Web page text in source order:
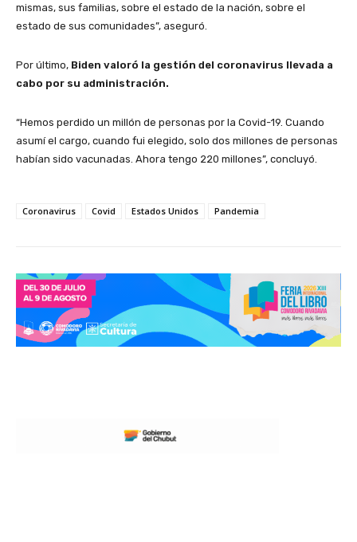
mismas, sus familias, sobre el estado de la nación, sobre el
estado de sus comunidades”, aseguró.
Por último, Biden valoró la gestión del coronavirus llevada a
cabo por su administración.
“Hemos perdido un millón de personas por la Covid-19. Cuando
asumí el cargo, cuando fui elegido, solo dos millones de personas
habían sido vacunadas. Ahora tengo 220 millones”, concluyó.
Coronavirus Covid Estados Unidos Pandemia